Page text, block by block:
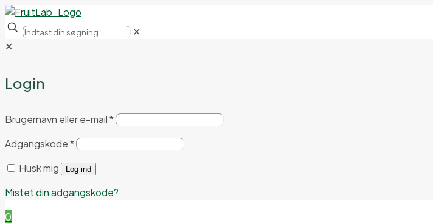
✕
✕
Login
Brugernavn eller e-mail*
Adgangskode*
Husk mig
Log ind
Mistet din adgangskode?
0